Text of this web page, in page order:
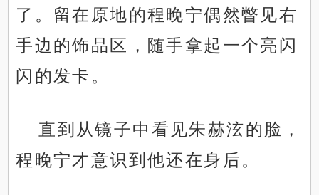
了。留在原地的程晚宁偶然瞥见右
手边的饰品区，随手拿起一个亮闪
闪的发卡。
直到从镜子中看见朱赫泫的脸，
程晚宁才意识到他还在身后。